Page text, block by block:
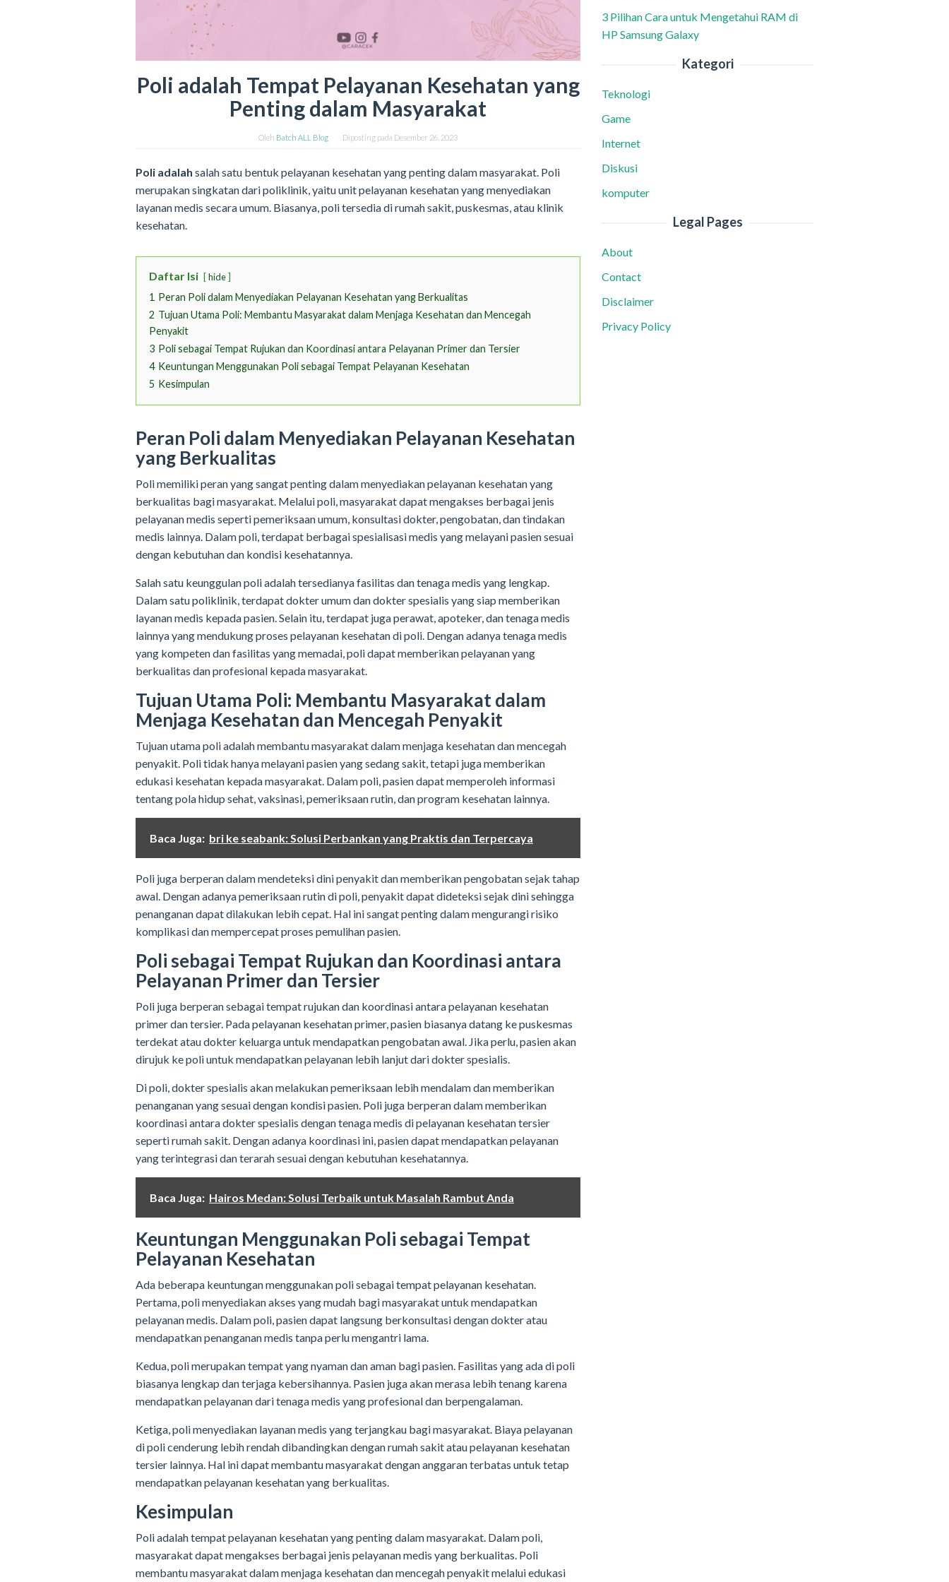
Poli adalah Tempat Pelayanan Kesehatan yang
Penting dalam Masyarakat
Oleh Batch ALL Blog Diposting pada Desember 26, 2023
Poli adalah salah satu bentuk pelayanan kesehatan yang penting dalam masyarakat. Poli
merupakan singkatan dari poliklinik, yaitu unit pelayanan kesehatan yang menyediakan
layanan medis secara umum. Biasanya, poli tersedia di rumah sakit, puskesmas, atau klinik
kesehatan.
Daftar Isi hide
1 Peran Poli dalam Menyediakan Pelayanan Kesehatan yang Berkualitas
2 Tujuan Utama Poli: Membantu Masyarakat dalam Menjaga Kesehatan dan Mencegah
Penyakit
3 Poli sebagai Tempat Rujukan dan Koordinasi antara Pelayanan Primer dan Tersier
4 Keuntungan Menggunakan Poli sebagai Tempat Pelayanan Kesehatan
5 Kesimpulan
Peran Poli dalam Menyediakan Pelayanan Kesehatan
yang Berkualitas
Poli memiliki peran yang sangat penting dalam menyediakan pelayanan kesehatan yang
berkualitas bagi masyarakat. Melalui poli, masyarakat dapat mengakses berbagai jenis
pelayanan medis seperti pemeriksaan umum, konsultasi dokter, pengobatan, dan tindakan
medis lainnya. Dalam poli, terdapat berbagai spesialisasi medis yang melayani pasien sesuai
dengan kebutuhan dan kondisi kesehatannya.
Salah satu keunggulan poli adalah tersedianya fasilitas dan tenaga medis yang lengkap.
Dalam satu poliklinik, terdapat dokter umum dan dokter spesialis yang siap memberikan
layanan medis kepada pasien. Selain itu, terdapat juga perawat, apoteker, dan tenaga medis
lainnya yang mendukung proses pelayanan kesehatan di poli. Dengan adanya tenaga medis
yang kompeten dan fasilitas yang memadai, poli dapat memberikan pelayanan yang
berkualitas dan profesional kepada masyarakat.
Tujuan Utama Poli: Membantu Masyarakat dalam
Menjaga Kesehatan dan Mencegah Penyakit
Tujuan utama poli adalah membantu masyarakat dalam menjaga kesehatan dan mencegah
penyakit. Poli tidak hanya melayani pasien yang sedang sakit, tetapi juga memberikan
edukasi kesehatan kepada masyarakat. Dalam poli, pasien dapat memperoleh informasi
tentang pola hidup sehat, vaksinasi, pemeriksaan rutin, dan program kesehatan lainnya.
Baca Juga: bri ke seabank: Solusi Perbankan yang Praktis dan Terpercaya
Poli juga berperan dalam mendeteksi dini penyakit dan memberikan pengobatan sejak tahap
awal. Dengan adanya pemeriksaan rutin di poli, penyakit dapat dideteksi sejak dini sehingga
penanganan dapat dilakukan lebih cepat. Hal ini sangat penting dalam mengurangi risiko
komplikasi dan mempercepat proses pemulihan pasien.
Poli sebagai Tempat Rujukan dan Koordinasi antara
Pelayanan Primer dan Tersier
Poli juga berperan sebagai tempat rujukan dan koordinasi antara pelayanan kesehatan
primer dan tersier. Pada pelayanan kesehatan primer, pasien biasanya datang ke puskesmas
terdekat atau dokter keluarga untuk mendapatkan pengobatan awal. Jika perlu, pasien akan
dirujuk ke poli untuk mendapatkan pelayanan lebih lanjut dari dokter spesialis.
Di poli, dokter spesialis akan melakukan pemeriksaan lebih mendalam dan memberikan
penanganan yang sesuai dengan kondisi pasien. Poli juga berperan dalam memberikan
koordinasi antara dokter spesialis dengan tenaga medis di pelayanan kesehatan tersier
seperti rumah sakit. Dengan adanya koordinasi ini, pasien dapat mendapatkan pelayanan
yang terintegrasi dan terarah sesuai dengan kebutuhan kesehatannya.
Baca Juga: Hairos Medan: Solusi Terbaik untuk Masalah Rambut Anda
Keuntungan Menggunakan Poli sebagai Tempat
Pelayanan Kesehatan
Ada beberapa keuntungan menggunakan poli sebagai tempat pelayanan kesehatan.
Pertama, poli menyediakan akses yang mudah bagi masyarakat untuk mendapatkan
pelayanan medis. Dalam poli, pasien dapat langsung berkonsultasi dengan dokter atau
mendapatkan penanganan medis tanpa perlu mengantri lama.
Kedua, poli merupakan tempat yang nyaman dan aman bagi pasien. Fasilitas yang ada di poli
biasanya lengkap dan terjaga kebersihannya. Pasien juga akan merasa lebih tenang karena
mendapatkan pelayanan dari tenaga medis yang profesional dan berpengalaman.
Ketiga, poli menyediakan layanan medis yang terjangkau bagi masyarakat. Biaya pelayanan
di poli cenderung lebih rendah dibandingkan dengan rumah sakit atau pelayanan kesehatan
tersier lainnya. Hal ini dapat membantu masyarakat dengan anggaran terbatas untuk tetap
mendapatkan pelayanan kesehatan yang berkualitas.
Kesimpulan
Poli adalah tempat pelayanan kesehatan yang penting dalam masyarakat. Dalam poli,
masyarakat dapat mengakses berbagai jenis pelayanan medis yang berkualitas. Poli
membantu masyarakat dalam menjaga kesehatan dan mencegah penyakit melalui edukasi
3 Pilihan Cara untuk Mengetahui RAM di
HP Samsung Galaxy
Kategori
Teknologi
Game
Internet
Diskusi
komputer
Legal Pages
About
Contact
Disclaimer
Privacy Policy